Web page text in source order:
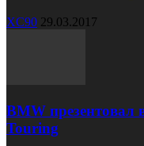
XC90 29.03.2017
BMW презентовал
Touring